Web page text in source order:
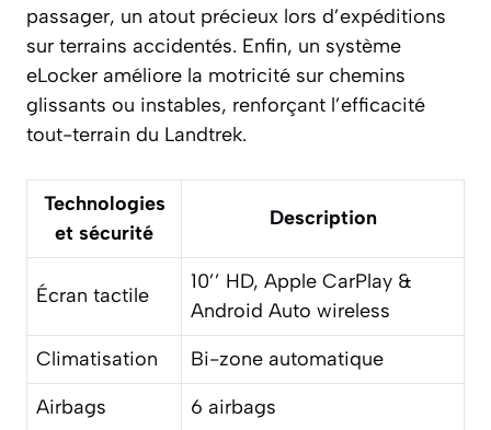
passager, un atout précieux lors d’expéditions
sur terrains accidentés. Enfin, un système
eLocker améliore la motricité sur chemins
glissants ou instables, renforçant l’efficacité
tout-terrain du Landtrek.
Technologies
et sécurité
Description
Écran tactile
10’’ HD, Apple CarPlay &
Android Auto wireless
Climatisation
Bi-zone automatique
Airbags
6 airbags